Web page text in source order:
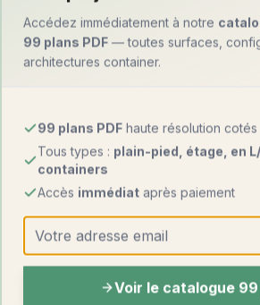
Critère Tiny house
Mobilité
Totale (sur
remorque)
Permis de
construire
Aucun si
mobile
Surface
possible
15 – 25 m²
(mobile)
Accédez immédiatement à notre
99 plans PDF — toutes surfaces,
architectures container.
99 plans PDF haute résolution cotés
Tous types : plain-pied, étage, en
containers
Accès immédiat après paiement
Voir le catalogue